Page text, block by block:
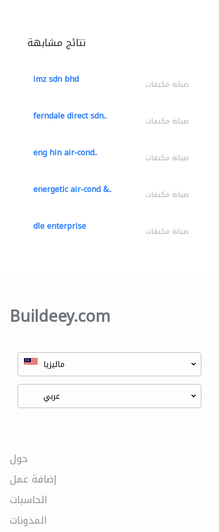
نتائج مشابهة
imz sdn bhd صيانة مكيفات
ferndale direct sdn.. صيانة مكيفات
eng hin air-cond.. صيانة مكيفات
energetic air-cond &.. صيانة مكيفات
dle enterprise صيانة مكيفات
Buildeey.com
حول
إضافة عمل
الحاسبات
المدونات